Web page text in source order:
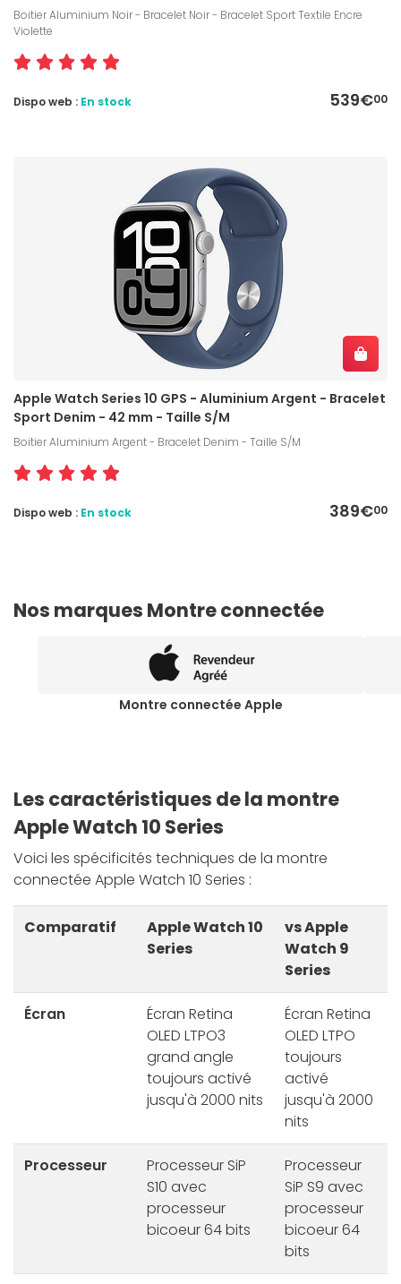
Boitier Aluminium Noir - Bracelet Noir - Bracelet Sport Textile Encre
Violette
539€00
Dispo web : En stock
Apple Watch Series 10 GPS - Aluminium Argent - Bracelet
Sport Denim - 42 mm - Taille S/M
Boitier Aluminium Argent - Bracelet Denim - Taille S/M
389€00
Dispo web : En stock
Nos marques Montre connectée
Montre connectée Apple
Les caractéristiques de la montre
Apple Watch 10 Series
Voici les spécificités techniques de la montre
connectée Apple Watch 10 Series :
Comparatif
Apple Watch 10
Series
vs Apple
Watch 9
Series
Écran
Écran Retina
OLED LTPO3
grand angle
toujours activé
jusqu'à 2000 nits
Écran Retina
OLED LTPO
toujours
activé
jusqu'à 2000
nits
Processeur
Processeur SiP
S10 avec
processeur
bicoeur 64 bits
Processeur
SiP S9 avec
processeur
bicoeur 64
bits